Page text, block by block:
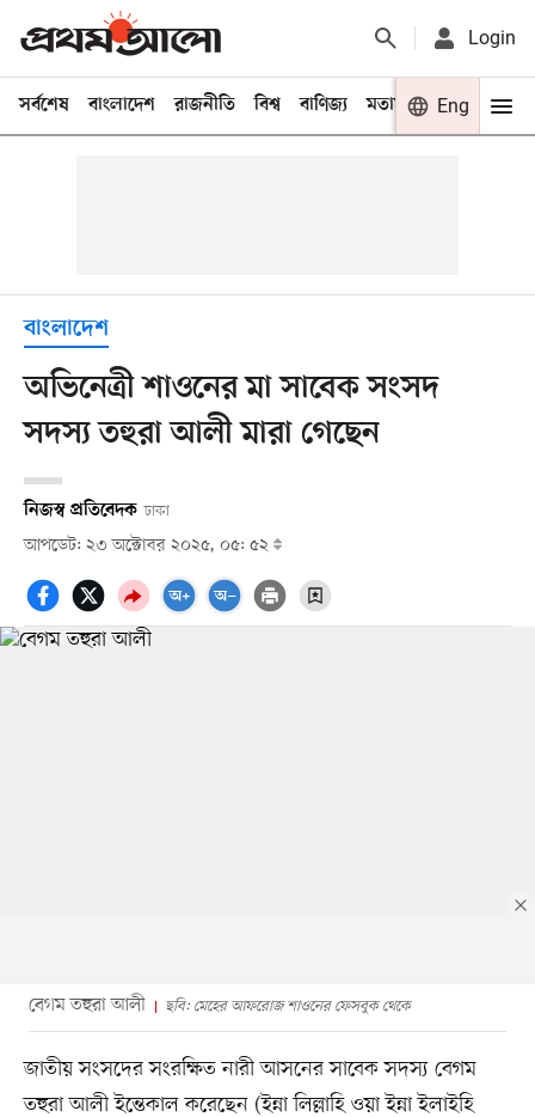
Login
সর্বশেষ বাংলাদেশ রাজনীতি বিশ্ব বাণিজ্য মতামত খেলা
Eng
বাংলাদেশ
অভিনেত্রী শাওনের মা সাবেক সংসদ
সদস্য তহুরা আলী মারা গেছেন
নিজস্ব প্রতিবেদক ঢাকা
আপডেট: ২৩ অক্টোবর ২০২৫, ০৫: ৫২
বেগম তহুরা আলী ছবি: মেহের আফরোজ শাওনের ফেসবুক থেকে
জাতীয় সংসদের সংরক্ষিত নারী আসনের সাবেক সদস্য বেগম
তহুরা আলী ইন্তেকাল করেছেন (ইন্না লিল্লাহি ওয়া ইন্না ইলাইহি